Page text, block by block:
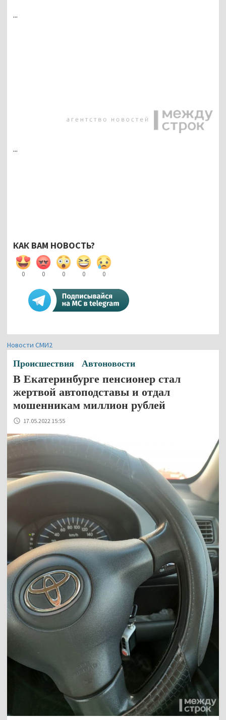
...
...
КАК ВАМ НОВОСТЬ?
0 0 0 0 0
Новости СМИ2
Происшествия Автоновости
В Екатеринбурге пенсионер стал
жертвой автоподставы и отдал
мошенникам миллион рублей
17.05.2022 15:55